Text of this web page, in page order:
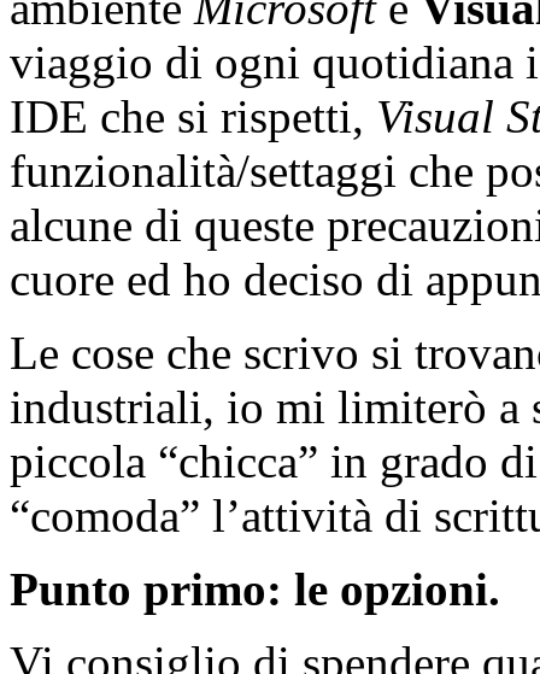
viaggio di ogni quotidiana
IDE che si rispetti, Visual
funzionalità/settaggi che
alcune di queste
cuore ed ho deciso di
Le cose che scrivo si
industriali, io mi limiterò a
piccola “chicca” in grado
“comoda” l’attività di
Punto primo: le opzioni.
Vi consiglio di spendere